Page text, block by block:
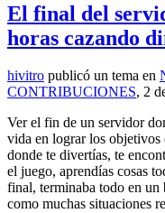
El final del
horas cazando
hivitro publicó un tema en
CONTRIBUCIONES, 2
Ver el fin de un servidor
vida en lograr los objetivos
donde te divertías, te
el juego, aprendías cosas
final, terminaba todo en
como muchas situaciones